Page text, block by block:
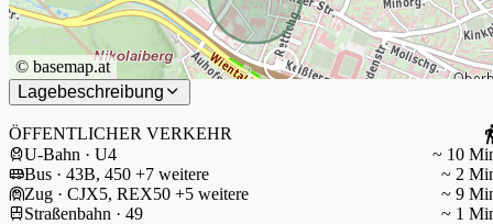
© basemap.at
Lagebeschreibung
ÖFFENTLICHER VERKEHR
U-Bahn · U4
~ 10
Bus · 43B, 450 +7 weitere
~ 2
Zug · CJX5, REX50 +5 weitere
~ 9
Straßenbahn · 49
~ 1